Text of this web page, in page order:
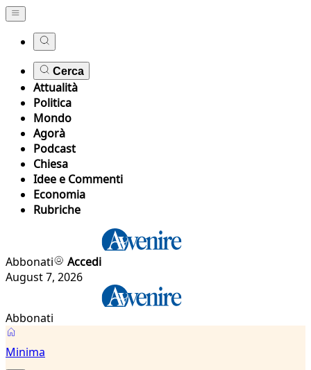
Cerca
Attualità
Politica
Mondo
Agorà
Podcast
Chiesa
Idee e Commenti
Economia
Rubriche
Abbonati
Accedi
August 7, 2026
Abbonati
Minima